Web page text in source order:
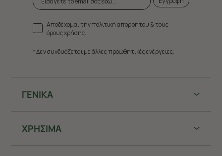
ΓΕΝΙΚΑ
ΧΡHΣΙΜΑ
Αποδέχομαι την πολιτική απορρήτου & τους
όρους χρήσης.
* Δεν συνδυάζεται με άλλες προωθητικές ενέργειες.